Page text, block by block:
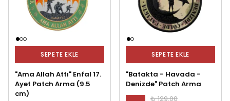
SEPETE EKLE
"Ama Allah Attı" Enfal 17.
Ayet Patch Arma (9.5
cm)
SEPETE EKLE
"Batakta - Havada -
Denizde" Patch Arma
₺ 129.00